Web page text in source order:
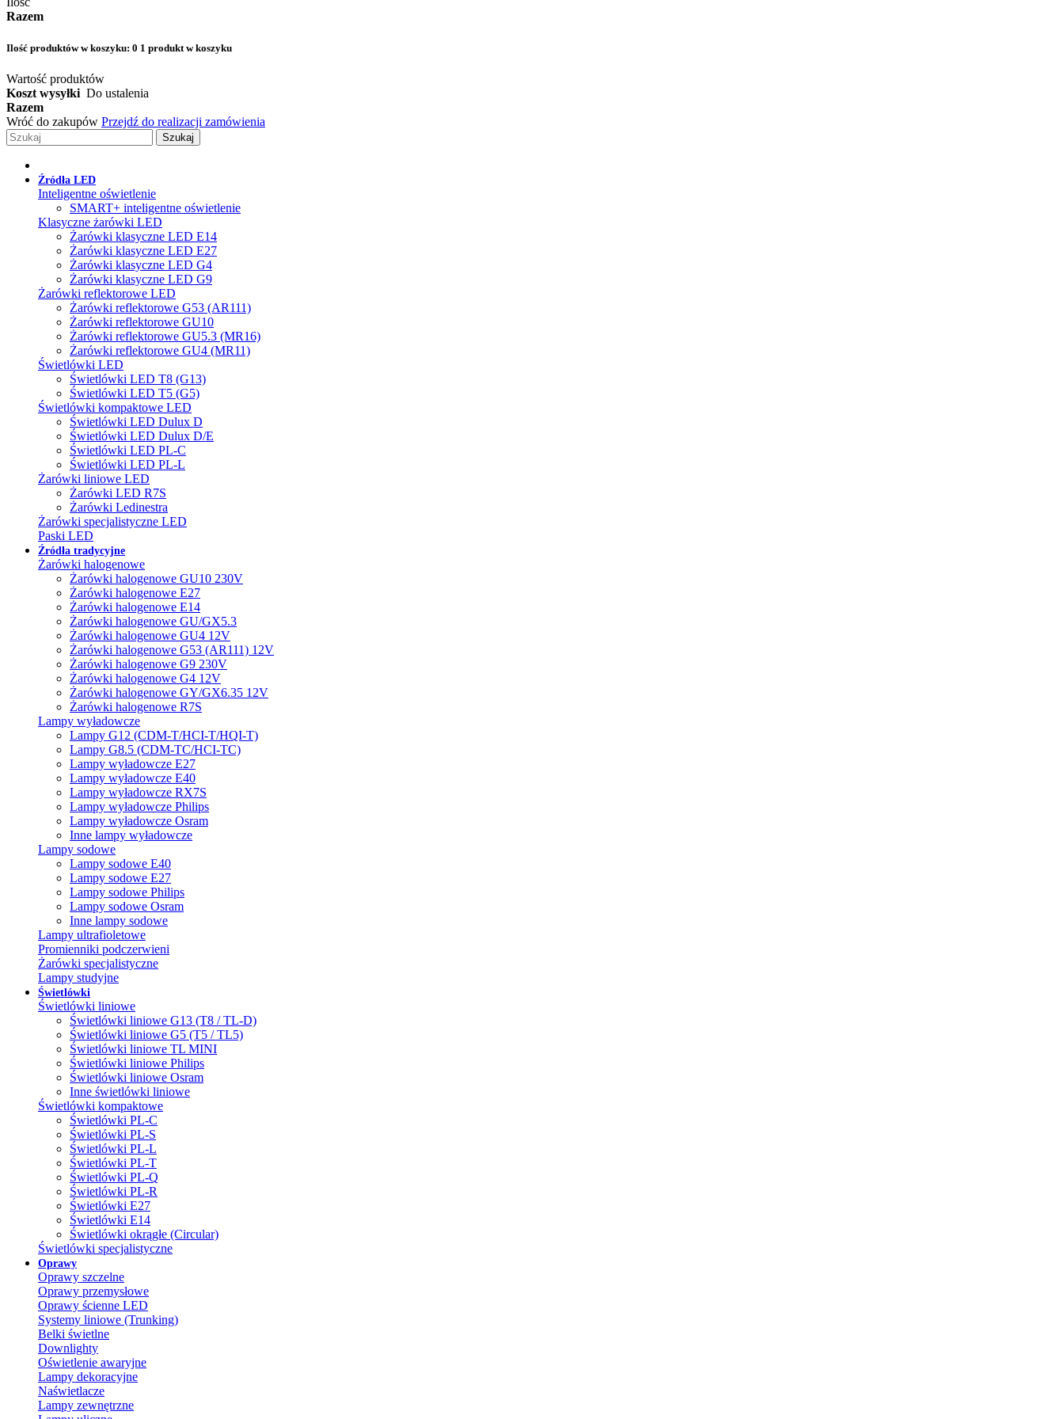
Razem
Ilość produktów w koszyku: 0 1 produkt w koszyku
Wartość produktów
Koszt wysyłki Do ustalenia
Razem
Wróć do zakupów Przejdź do realizacji zamówienia
Szukaj
Źródła LED
Inteligentne oświetlenie
SMART+ inteligentne oświetlenie
Klasyczne żarówki LED
Żarówki klasyczne LED E14
Żarówki klasyczne LED E27
Żarówki klasyczne LED G4
Żarówki klasyczne LED G9
Żarówki reflektorowe LED
Żarówki reflektorowe G53 (AR111)
Żarówki reflektorowe GU10
Żarówki reflektorowe GU5.3 (MR16)
Żarówki reflektorowe GU4 (MR11)
Świetlówki LED
Świetlówki LED T8 (G13)
Świetlówki LED T5 (G5)
Świetlówki kompaktowe LED
Świetlówki LED Dulux D
Świetlówki LED Dulux D/E
Świetlówki LED PL-C
Świetlówki LED PL-L
Żarówki liniowe LED
Żarówki LED R7S
Żarówki Ledinestra
Żarówki specjalistyczne LED
Paski LED
Źródła tradycyjne
Żarówki halogenowe
Żarówki halogenowe GU10 230V
Żarówki halogenowe E27
Żarówki halogenowe E14
Żarówki halogenowe GU/GX5.3
Żarówki halogenowe GU4 12V
Żarówki halogenowe G53 (AR111) 12V
Żarówki halogenowe G9 230V
Żarówki halogenowe G4 12V
Żarówki halogenowe GY/GX6.35 12V
Żarówki halogenowe R7S
Lampy wyładowcze
Lampy G12 (CDM-T/HCI-T/HQI-T)
Lampy G8.5 (CDM-TC/HCI-TC)
Lampy wyładowcze E27
Lampy wyładowcze E40
Lampy wyładowcze RX7S
Lampy wyładowcze Philips
Lampy wyładowcze Osram
Inne lampy wyładowcze
Lampy sodowe
Lampy sodowe E40
Lampy sodowe E27
Lampy sodowe Philips
Lampy sodowe Osram
Inne lampy sodowe
Lampy ultrafioletowe
Promienniki podczerwieni
Żarówki specjalistyczne
Lampy studyjne
Świetlówki
Świetlówki liniowe
Świetlówki liniowe G13 (T8 / TL-D)
Świetlówki liniowe G5 (T5 / TL5)
Świetlówki liniowe TL MINI
Świetlówki liniowe Philips
Świetlówki liniowe Osram
Inne świetlówki liniowe
Świetlówki kompaktowe
Świetlówki PL-C
Świetlówki PL-S
Świetlówki PL-L
Świetlówki PL-T
Świetlówki PL-Q
Świetlówki PL-R
Świetlówki E27
Świetlówki E14
Świetlówki okrągłe (Circular)
Świetlówki specjalistyczne
Oprawy
Oprawy szczelne
Oprawy przemysłowe
Oprawy ścienne LED
Systemy liniowe (Trunking)
Belki świetlne
Downlighty
Oświetlenie awaryjne
Lampy dekoracyjne
Naświetlacze
Lampy zewnętrzne